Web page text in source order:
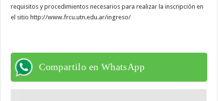
requisitos y procedimientos necesarios para realizar la inscripción en
el sitio http://www.frcu.utn.edu.ar/ingreso/
Compartilo en WhatsApp